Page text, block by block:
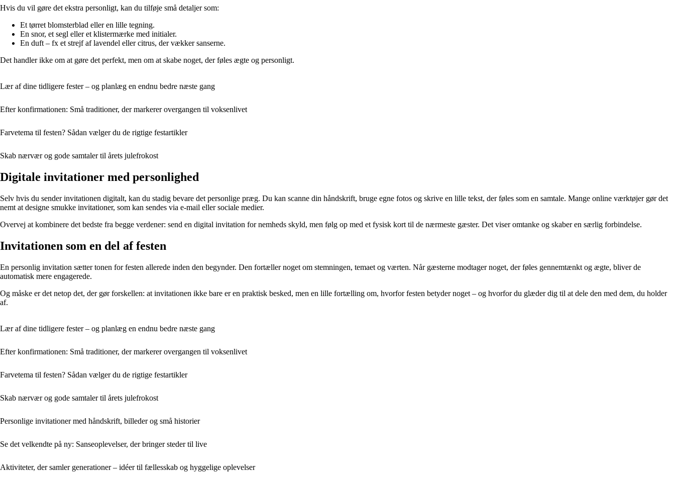
Hvis du vil gøre det ekstra personligt, kan du tilføje små detaljer som:
Et tørret blomsterblad eller en lille tegning.
En snor, et segl eller et klistermærke med initialer.
En duft – fx et strejf af lavendel eller citrus, der vækker sanserne.
Det handler ikke om at gøre det perfekt, men om at skabe noget, der føles ægte og personligt.
Lær af dine tidligere fester – og planlæg en endnu bedre næste gang
Efter konfirmationen: Små traditioner, der markerer overgangen til voksenlivet
Farvetema til festen? Sådan vælger du de rigtige festartikler
Skab nærvær og gode samtaler til årets julefrokost
Digitale invitationer med personlighed
Selv hvis du sender invitationen digitalt, kan du stadig bevare det personlige præg. Du kan scanne din håndskrift, bruge egne fotos og skrive en lille tekst, der føles som en samtale. Mange online værktøjer gør det
nemt at designe smukke invitationer, som kan sendes via e-mail eller sociale medier.
Overvej at kombinere det bedste fra begge verdener: send en digital invitation for nemheds skyld, men følg op med et fysisk kort til de nærmeste gæster. Det viser omtanke og skaber en særlig forbindelse.
Invitationen som en del af festen
En personlig invitation sætter tonen for festen allerede inden den begynder. Den fortæller noget om stemningen, temaet og værten. Når gæsterne modtager noget, der føles gennemtænkt og ægte, bliver de
automatisk mere engagerede.
Og måske er det netop det, der gør forskellen: at invitationen ikke bare er en praktisk besked, men en lille fortælling om, hvorfor festen betyder noget – og hvorfor du glæder dig til at dele den med dem, du holder
af.
Lær af dine tidligere fester – og planlæg en endnu bedre næste gang
Efter konfirmationen: Små traditioner, der markerer overgangen til voksenlivet
Farvetema til festen? Sådan vælger du de rigtige festartikler
Skab nærvær og gode samtaler til årets julefrokost
Personlige invitationer med håndskrift, billeder og små historier
Se det velkendte på ny: Sanseoplevelser, der bringer steder til live
Aktiviteter, der samler generationer – idéer til fællesskab og hyggelige oplevelser